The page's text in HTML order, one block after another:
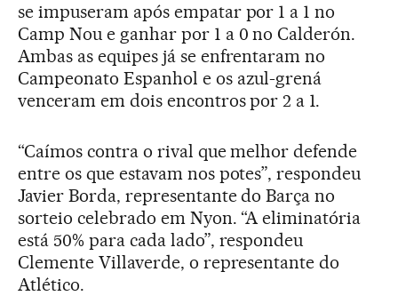
se impuseram após empatar por 1 a 1 no
Camp Nou e ganhar por 1 a 0 no Calderón.
Ambas as equipes já se enfrentaram no
Campeonato Espanhol e os azul-grená
venceram em dois encontros por 2 a 1.
“Caímos contra o rival que melhor defende
entre os que estavam nos potes”, respondeu
Javier Borda, representante do Barça no
sorteio celebrado em Nyon. “A eliminatória
está 50% para cada lado”, respondeu
Clemente Villaverde, o representante do
Atlético.